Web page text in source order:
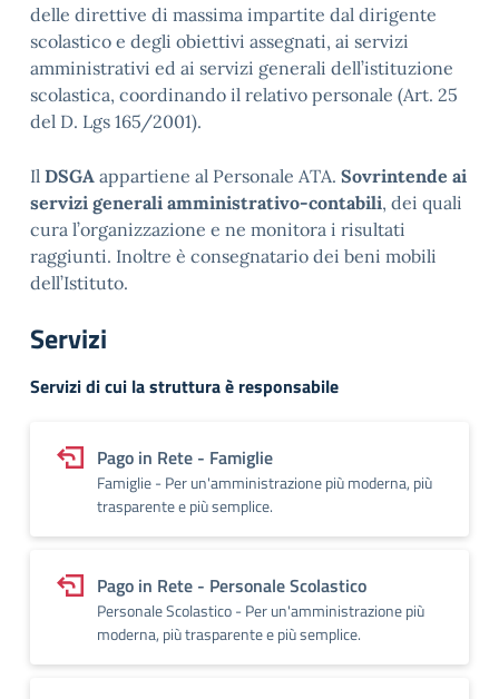
delle direttive di massima impartite dal dirigente
scolastico e degli obiettivi assegnati, ai servizi
amministrativi ed ai servizi generali dell’istituzione
scolastica, coordinando il relativo personale (Art. 25
del D. Lgs 165/2001).
Il DSGA appartiene al Personale ATA. Sovrintende ai
servizi generali amministrativo-contabili, dei quali
cura l’organizzazione e ne monitora i risultati
raggiunti. Inoltre è consegnatario dei beni mobili
dell’Istituto.
Servizi
Servizi di cui la struttura è responsabile
Pago in Rete - Famiglie
Famiglie - Per un'amministrazione più moderna, più
trasparente e più semplice.
Pago in Rete - Personale Scolastico
Personale Scolastico - Per un'amministrazione più
moderna, più trasparente e più semplice.